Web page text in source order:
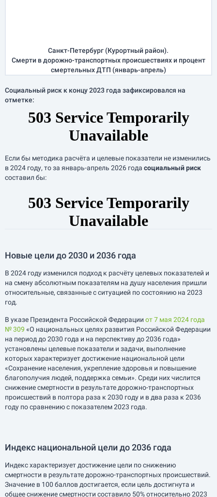
Санкт-Петербург (Курортный район).
Смерти в дорожно-транспортных происшествиях и процент
смертельных ДТП (январь-апрель)
Социальный риск к концу 2023 года зафиксировался на
отметке:
Если бы методика расчёта и целевые показатели не изменились
в 2024 году, то за январь-апрель 2026 года социальный риск
составил бы:
Новые цели до 2030 и 2036 года
В 2024 году изменился подход к расчёту целевых показателей и
на смену абсолютным показателям на душу населения пришли
относительные, связанные с ситуацией по состоянию на 2023
год.
В указе Президента Российской Федерации от 7 мая 2024 года
№ 309 «О национальных целях развития Российской Федерации
на период до 2030 года и на перспективу до 2036 года»
установлены целевые показатели и задачи, выполнение
которых характеризует достижение национальной цели
«Сохранение населения, укрепление здоровья и повышение
благополучия людей, поддержка семьи». Среди них числится
снижение смертности в результате дорожно-транспортных
происшествий в полтора раза к 2030 году и в два раза к 2036
году по сравнению с показателем 2023 года.
Индекс национальной цели до 2036 года
Индекс характеризует достижение цели по снижению
смертности в результате дорожно-транспортных происшествий.
Значение в 100 баллов достигается, если цель достигнута и
общее снижение смертности составило 50% относительно 2023